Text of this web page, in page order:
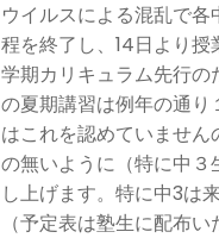
ウイルスによる混乱で
程を終了し、14日より
学期カリキュラム先行
の夏期講習は例年の通
はこれを認めていませ
の無いように（特に中
し上げます。特に中3は
（予定表は塾生に配布